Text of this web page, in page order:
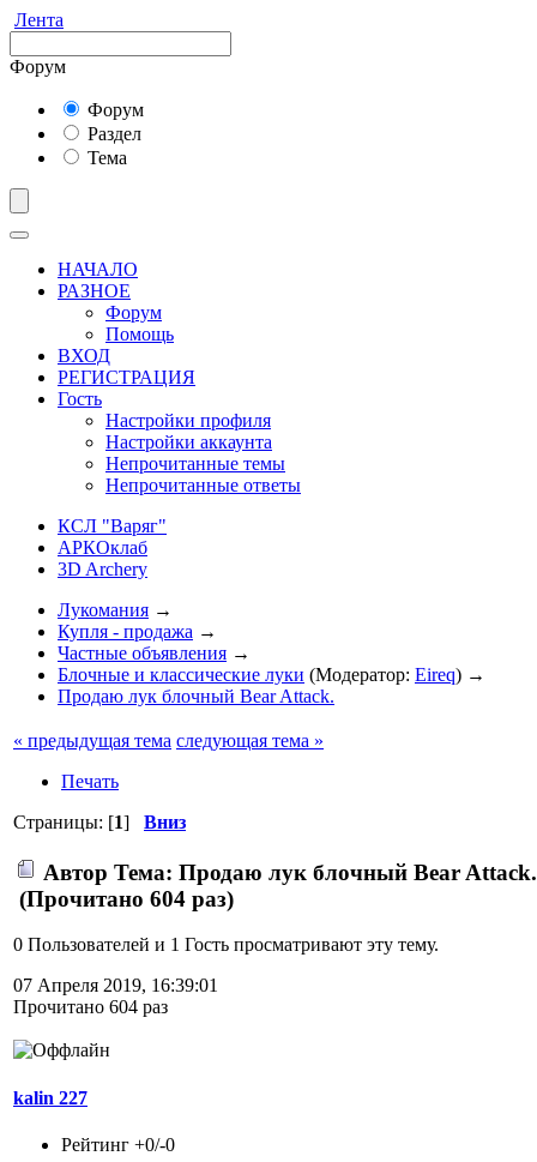
Лента
Форум
Форум
Раздел
Тема
НАЧАЛО
РАЗНОЕ
Форум
Помощь
ВХОД
РЕГИСТРАЦИЯ
Гость
Настройки профиля
Настройки аккаунта
Непрочитанные темы
Непрочитанные ответы
КСЛ "Варяг"
АРКОклаб
3D Archery
Лукомания →
Купля - продажа →
Частные объявления →
Блочные и классические луки (Модератор: Eireq) →
Продаю лук блочный Bear Attack.
« предыдущая тема следующая тема »
Печать
Страницы: [1] Вниз
Автор Тема: Продаю лук блочный Bear Attack.
(Прочитано 604 раз)
0 Пользователей и 1 Гость просматривают эту тему.
07 Апреля 2019, 16:39:01
Прочитано 604 раз
kalin 227
Рейтинг +0/-0